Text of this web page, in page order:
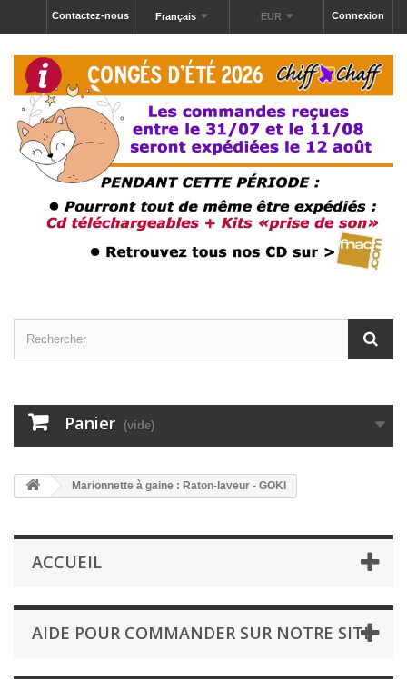
Connexion
EUR
Français
Contactez-nous
Panier (vide)
Marionnette à gaine : Raton-laveur - GOKI
ACCUEIL
AIDE POUR COMMANDER SUR NOTRE SITE